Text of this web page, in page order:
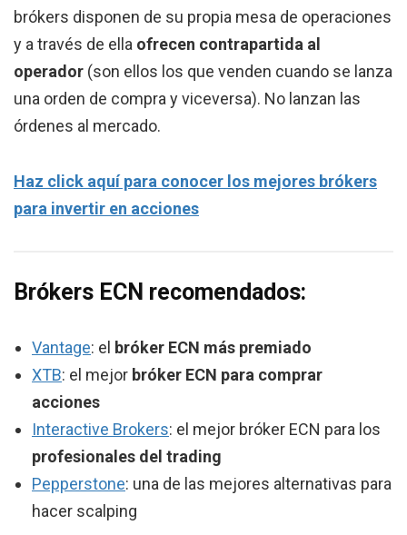
brókers disponen de su propia mesa de operaciones
y a través de ella ofrecen contrapartida al
operador (son ellos los que venden cuando se lanza
una orden de compra y viceversa). No lanzan las
órdenes al mercado.
Haz click aquí para conocer los mejores brókers
para invertir en acciones
Brókers ECN recomendados:
Vantage: el bróker ECN más premiado
XTB: el mejor bróker ECN para comprar
acciones
Interactive Brokers: el mejor bróker ECN para los
profesionales del trading
Pepperstone: una de las mejores alternativas para
hacer scalping